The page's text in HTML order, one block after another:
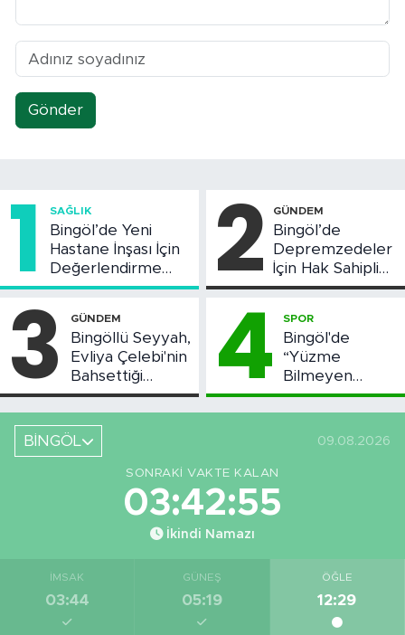
Gönder
1 SAĞLIK
Bingöl’de Yeni
Hastane İnşası İçin
Değerlendirme
Toplantısı Yapıldı
2 GÜNDEM
Bingöl’de
Depremzedeler
İçin Hak Sahipliği
Askı Süreci
3 GÜNDEM
Bingöllü Seyyah,
Evliya Çelebi'nin
Bahsettiği
Bingöl'deki O
Yeri Görüntüledi
4 SPOR
Bingöl'de
“Yüzme
Bilmeyen
Kalmasın”
Projesi Devam
Ediyor
BİNGÖL 09.08.2026
SONRAKI VAKTE KALAN
03:42:54
İkindi Namazı
İMSAK
03:44
GÜNEŞ
05:19
ÖĞLE
12:29